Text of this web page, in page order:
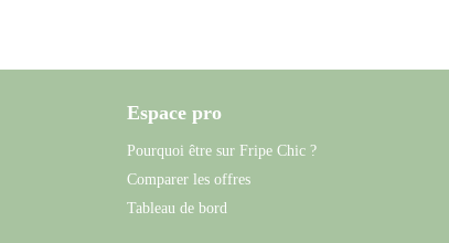
Espace pro
Pourquoi être sur Fripe Chic ?
Comparer les offres
Tableau de bord